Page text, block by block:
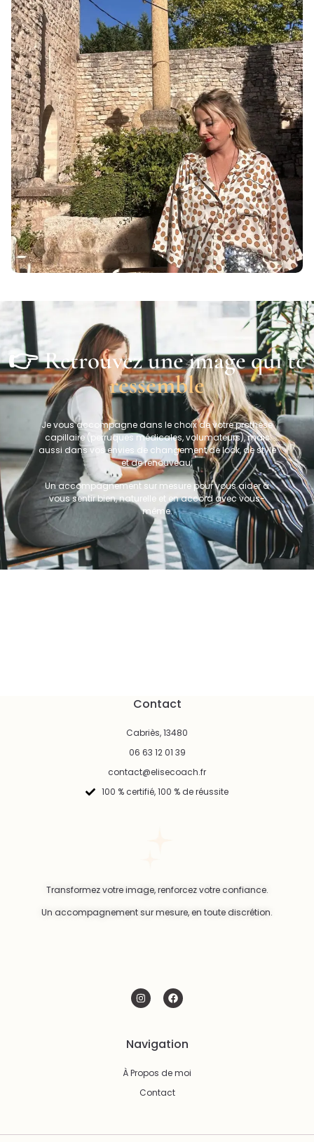
👉 Retrouvez une image qui te
ressemble
Je vous accompagne dans le choix de votre prothèse
capillaire (perruques médicales, volumateurs), mais
aussi dans vos envies de changement de look, de style
et de renouveau.
Un accompagnement sur mesure pour vous aider à
vous sentir bien, naturelle et en accord avec vous-
même.
Contact
Cabriès, 13480
06 63 12 01 39
contact@elisecoach.fr
100 % certifié, 100 % de réussite
Transformez votre image, renforcez votre confiance.
Un accompagnement sur mesure, en toute discrétion.
Navigation
À Propos de moi
Contact